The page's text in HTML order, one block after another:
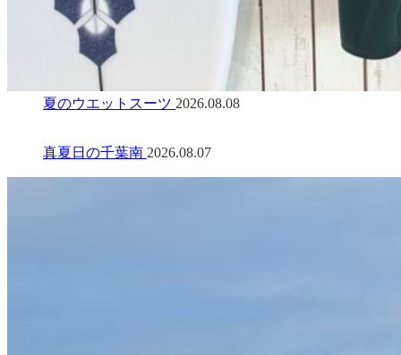
夏のウエットスーツ 2026.08.08
真夏日の千葉南 2026.08.07